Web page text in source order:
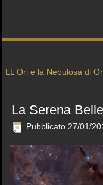
LL Ori e la Nebulosa di
La Serena
Pubblicato 27/01/